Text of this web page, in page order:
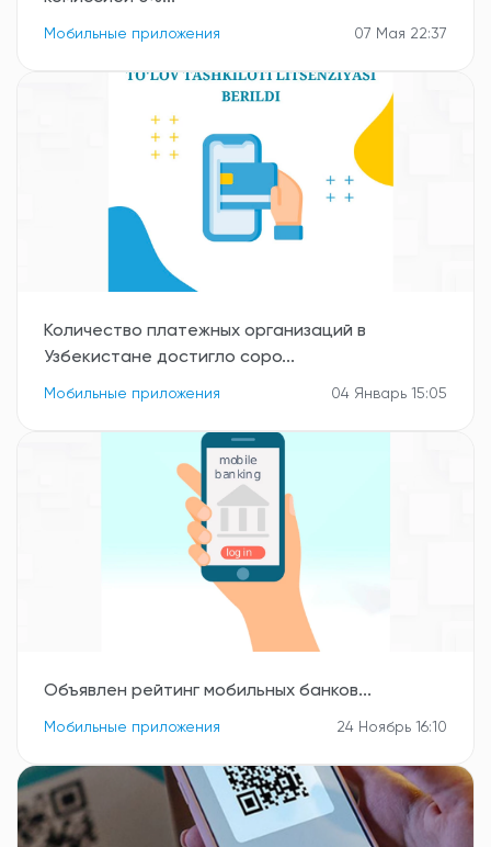
Мобильные приложения 07 Мая 22:37
Количество платежных организаций в
Узбекистане достигло соро...
Мобильные приложения 04 Январь 15:05
Объявлен рейтинг мобильных банков...
Мобильные приложения 24 Ноябрь 16:10